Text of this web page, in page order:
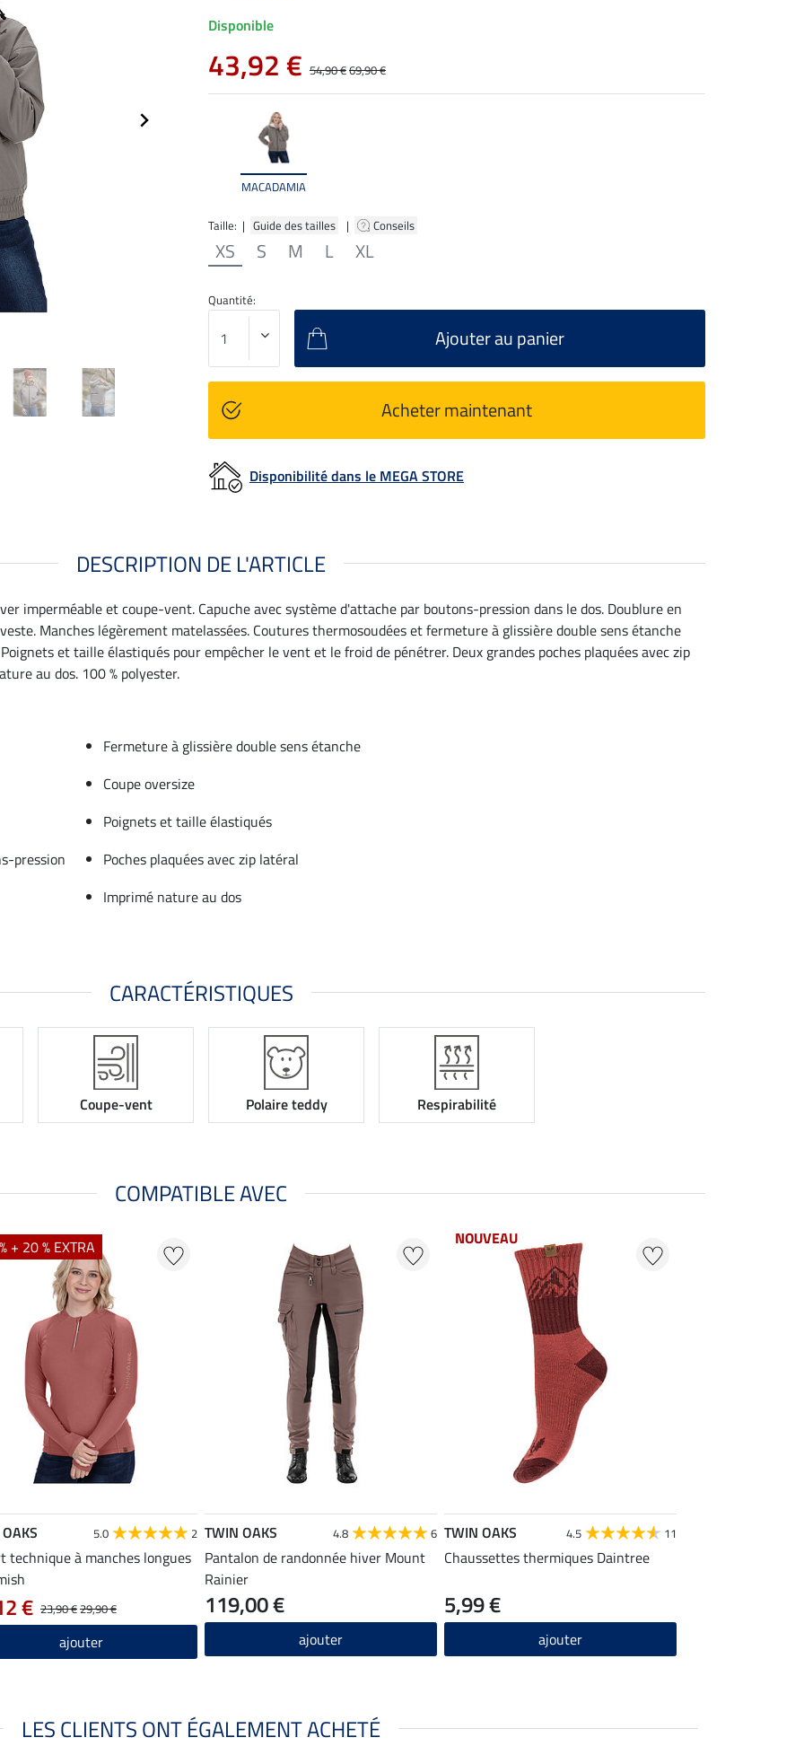
MACADAMIA
Taille: | Guide des tailles | Conseils
XS S M L XL
Disponible
43,92 € 54,90 €69,90 €
Quantité:
Ajouter au panier
Acheter maintenant
Disponibilité dans le MEGA STORE
DESCRIPTION DE L'ARTICLE
imperméable et coupe-vent. Capuche avec système d'attache par boutons-pression dans le dos. Doublure en
Manches légèrement matelassées. Coutures thermosoudées et fermeture à glissière double sens étanche
et taille élastiqués pour empêcher le vent et le froid de pénétrer. Deux grandes poches plaquées avec zip
au dos. 100 % polyester.
Fermeture à glissière double sens étanche
Coupe oversize
Poignets et taille élastiqués
pression
Poches plaquées avec zip latéral
Imprimé nature au dos
CARACTÉRISTIQUES
Coupe-vent Polaire teddy Respirabilité
COMPATIBLE AVEC
+ 20 % EXTRA
5.0 2
technique à manches longues
23,90 €29,90 €
€
ajouter
TWIN OAKS 4.8 6
Pantalon de randonnée hiver Mount
Rainier
119,00 €
ajouter
NOUVEAU
TWIN OAKS 4.5 11
Chaussettes thermiques Daintree
5,99 €
ajouter
LES CLIENTS ONT ÉGALEMENT ACHETÉ